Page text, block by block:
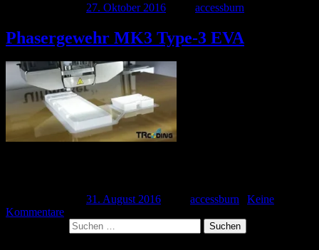
27. Oktober 2016 accessburn
Phasergewehr MK3 Type-3 EVA
31. August 2016 accessburn
Keine
Kommentare